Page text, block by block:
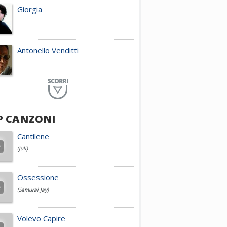
Giorgia
Antonello Venditti
Planet Funk
Achille Lauro
Cesare Cremonini
Jovanotti
CANZONI
Cantilene
(Juli)
Ossessione
(Samurai Jay)
Volevo Capire